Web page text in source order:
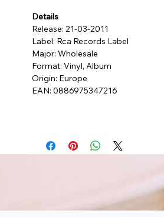
Details
Release: 21-03-2011
Label: Rca Records Label
Major: Wholesale
Format: Vinyl, Album
Origin: Europe
EAN: 0886975347216